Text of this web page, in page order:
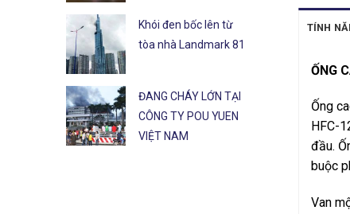
Khói đen bốc lên từ
tòa nhà Landmark 81
ĐANG CHÁY LỚN TẠI
CÔNG TY POU YUEN
VIỆT NAM
TÍNH
ỐNG
Ống
HFC-
đầu.
buộc
Van